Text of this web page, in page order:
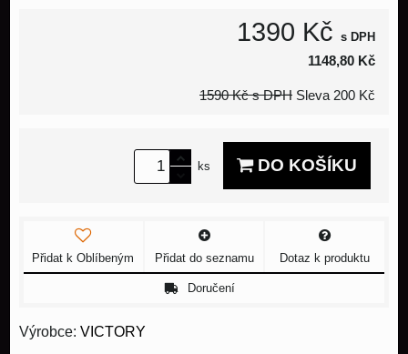
1390 Kč s DPH
1148,80 Kč
1590 Kč s DPH Sleva 200 Kč
ks DO KOŠÍKU
Přidat k Oblíbeným Přidat do seznamu Dotaz k produktu
Doručení
Výrobce: VICTORY